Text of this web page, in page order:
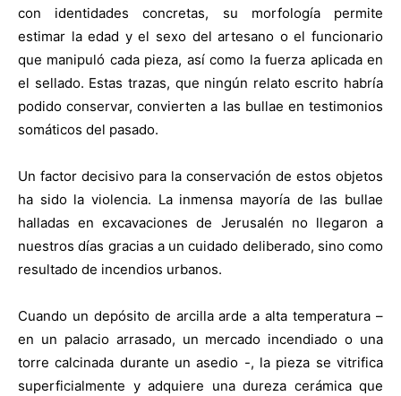
con identidades concretas, su morfología permite
estimar la edad y el sexo del artesano o el funcionario
que manipuló cada pieza, así como la fuerza aplicada en
el sellado. Estas trazas, que ningún relato escrito habría
podido conservar, convierten a las bullae en testimonios
somáticos del pasado.
Un factor decisivo para la conservación de estos objetos
ha sido la violencia. La inmensa mayoría de las bullae
halladas en excavaciones de Jerusalén no llegaron a
nuestros días gracias a un cuidado deliberado, sino como
resultado de incendios urbanos.
Cuando un depósito de arcilla arde a alta temperatura –
en un palacio arrasado, un mercado incendiado o una
torre calcinada durante un asedio -, la pieza se vitrifica
superficialmente y adquiere una dureza cerámica que